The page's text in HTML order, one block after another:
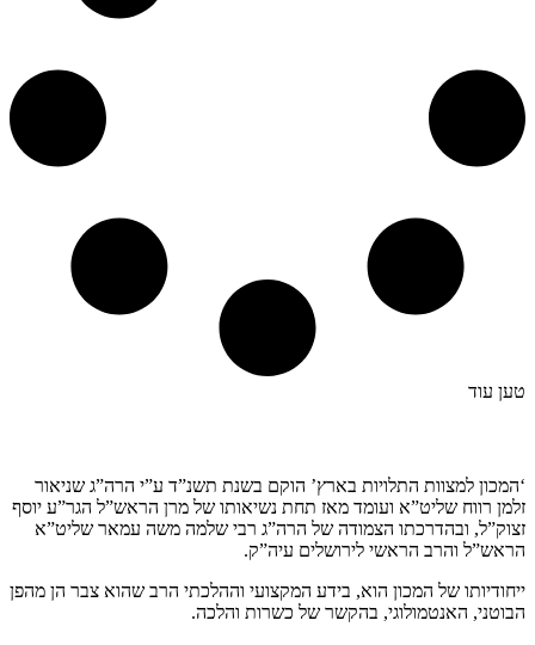
טען עוד
‘המכון למצוות התלויות בארץ’ הוקם בשנת תשנ”ד ע”י הרה”ג שניאור
זלמן רווח שליט”א ועומד מאז תחת נשיאותו של מרן הראש”ל הגר”ע יוסף
זצוק”ל, ובהדרכתו הצמודה של הרה”ג רבי שלמה משה עמאר שליט”א
הראש”ל והרב הראשי לירושלים עיה”ק.
ייחודיותו של המכון הוא, בידע המקצועי וההלכתי הרב שהוא צבר הן מהפן
הבוטני, האנטמולוגי, בהקשר של כשרות והלכה.